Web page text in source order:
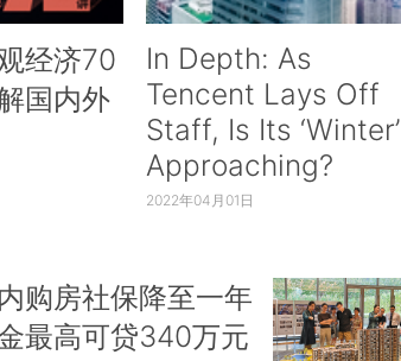
经济70
国内外
In Depth: As
Tencent Lays Off
Staff, Is Its ‘Winter’
Approaching?
2022年04月01日
购房社保降至一年
最高可贷340万元